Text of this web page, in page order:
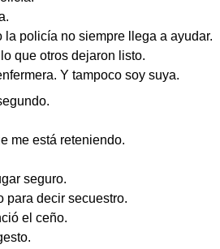
policía no siempre llega a ayudar.
que otros dejaron listo.
Y tampoco soy suya.
me está reteniendo.
seguro.
decir secuestro.
el ceño.